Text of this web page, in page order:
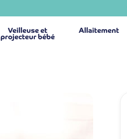
Veilleuse et
projecteur bébé
Allaitement